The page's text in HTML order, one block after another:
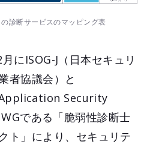
診断サービスのマッピング表
にISOG-J（日本セキュリ
者協議会）と
Security
である「脆弱性診断士
ト」により、セキュリテ